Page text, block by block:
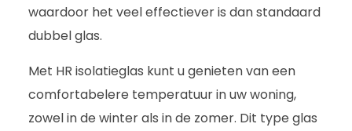
waardoor het veel effectiever is dan standaard
dubbel glas.
Met HR isolatieglas kunt u genieten van een
comfortabelere temperatuur in uw woning,
zowel in de winter als in de zomer. Dit type glas